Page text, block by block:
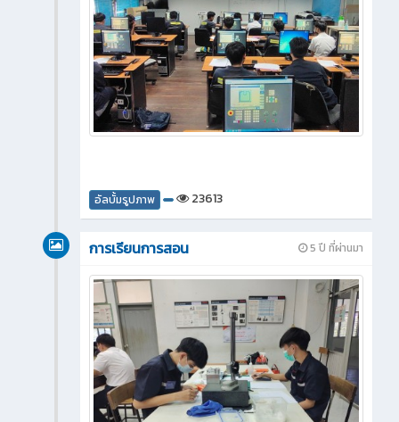
อัลบั้มรูปภาพ 23613
5 ปี ที่ผ่านมา
การเรียนการสอน